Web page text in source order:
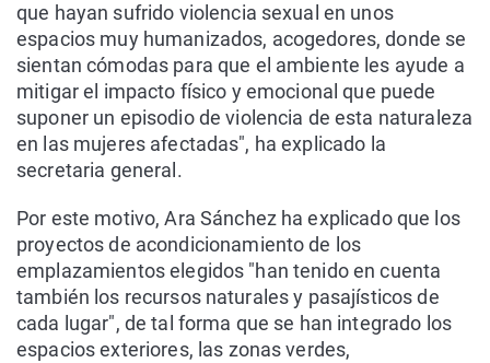
que hayan sufrido violencia sexual en unos
espacios muy humanizados, acogedores, donde se
sientan cómodas para que el ambiente les ayude a
mitigar el impacto físico y emocional que puede
suponer un episodio de violencia de esta naturaleza
en las mujeres afectadas", ha explicado la
secretaria general.
Por este motivo, Ara Sánchez ha explicado que los
proyectos de acondicionamiento de los
emplazamientos elegidos "han tenido en cuenta
también los recursos naturales y pasajísticos de
cada lugar", de tal forma que se han integrado los
espacios exteriores, las zonas verdes,